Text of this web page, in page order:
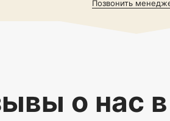
Позвонить
о нас